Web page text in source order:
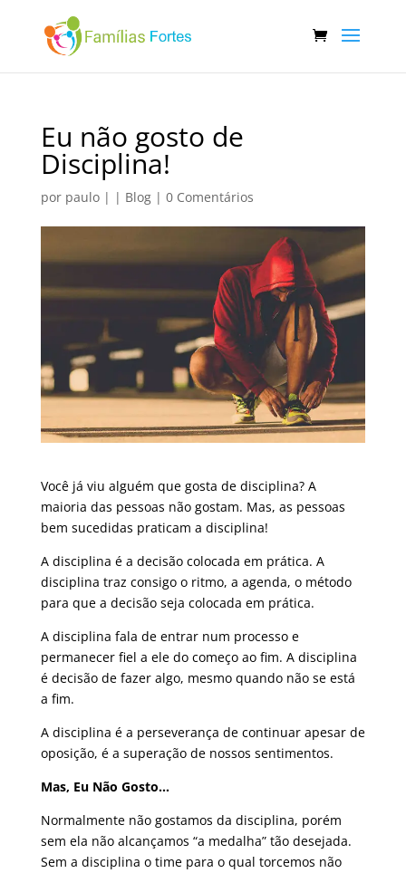
Eu não gosto de
Disciplina!
por paulo| | Blog| 0 Comentários
Você já viu alguém que gosta de disciplina? A
maioria das pessoas não gostam. Mas, as pessoas
bem sucedidas praticam a disciplina!
A disciplina é a decisão colocada em prática. A
disciplina traz consigo o ritmo, a agenda, o método
para que a decisão seja colocada em prática.
A disciplina fala de entrar num processo e
permanecer fiel a ele do começo ao fim. A disciplina
é decisão de fazer algo, mesmo quando não se está
a fim.
A disciplina é a perseverança de continuar apesar de
oposição, é a superação de nossos sentimentos.
Mas, Eu Não Gosto…
Normalmente não gostamos da disciplina, porém
sem ela não alcançamos “a medalha” tão desejada.
Sem a disciplina o time para o qual torcemos não